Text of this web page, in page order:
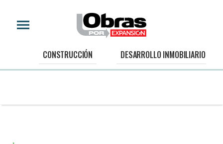
CONSTRUCCIÓN DESARROLLO INMOBILIARIO